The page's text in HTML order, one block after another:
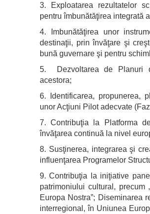
3. Exploatarea rezultatelor
pentru îmbunătăţirea integrată
4. Imbunătăţirea unor
destinaţii, prin învăţare şi
bună guvernare şi pentru
5. Dezvoltarea de Planuri
acestora;
6. Identificarea, propunerea,
unor Acţiuni Pilot adecvate
7. Contribuţia la Platforma
învăţarea continuă la nivel
8. Susţinerea, integrarea şi
influenţarea Programelor
9. Contribuţia la iniţiative
patrimoniului cultural, precum
Europa Nostra”; Diseminarea
interregional, în Uniunea